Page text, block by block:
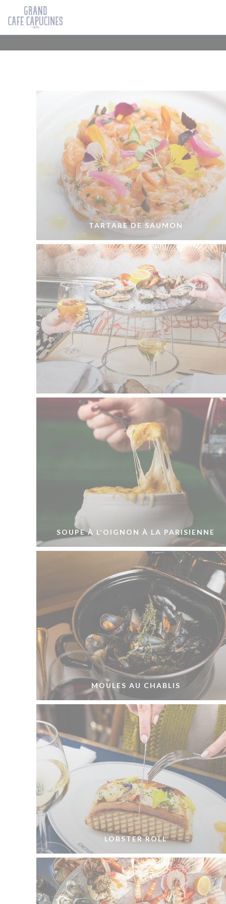
Panel pro správu cookies
TARTARE DE SAUMON
SOUPE À L'OIGNON À LA PARISIENNE
MOULES AU CHABLIS
LOBSTER ROLL